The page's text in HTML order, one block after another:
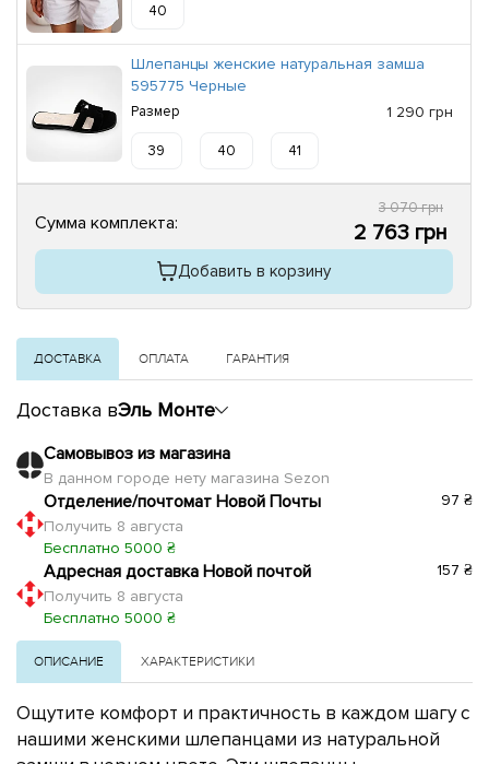
40
Шлепанцы женские натуральная замша
595775 Черные
Размер 1 290 грн
39 40 41
Сумма комплекта:
3 070 грн
2 763 грн
Добавить в корзину
ДОСТАВКА ОПЛАТА ГАРАНТИЯ
Доставка вЭль Монте
Самовывоз из магазина
В данном городе нету магазина Sezon
Отделение/почтомат Новой Почты
Получить 8 августа
Бесплатно 5000 ₴
97 ₴
Адресная доставка Новой почтой
Получить 8 августа
Бесплатно 5000 ₴
157 ₴
ОПИСАНИЕ ХАРАКТЕРИСТИКИ
Ощутите комфорт и практичность в каждом шагу с
нашими женскими шлепанцами из натуральной